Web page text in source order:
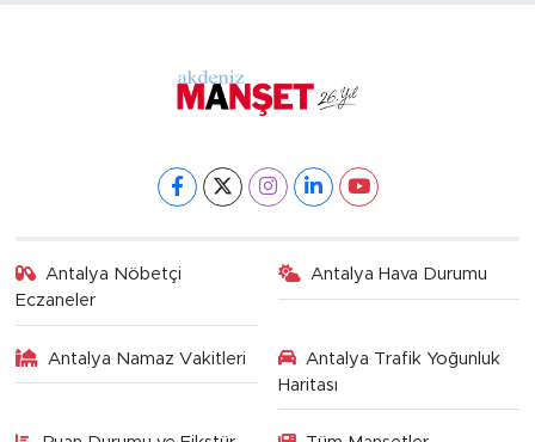
Antalya Nöbetçi
Eczaneler
Antalya Hava Durumu
Antalya Namaz Vakitleri
Antalya Trafik Yoğunluk
Haritası